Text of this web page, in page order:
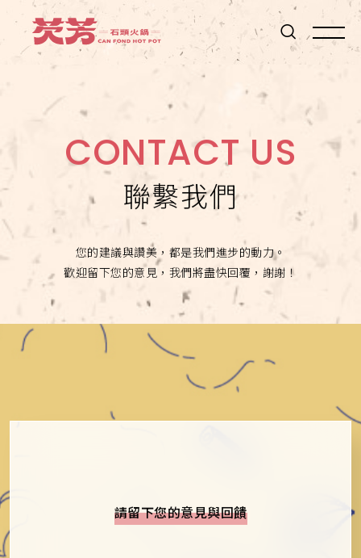
CONTACT US
聯繫我們
您的建議與讚美，都是我們進步的動力。
歡迎留下您的意見，我們將盡快回覆，謝謝！
請留下您的意見與回饋